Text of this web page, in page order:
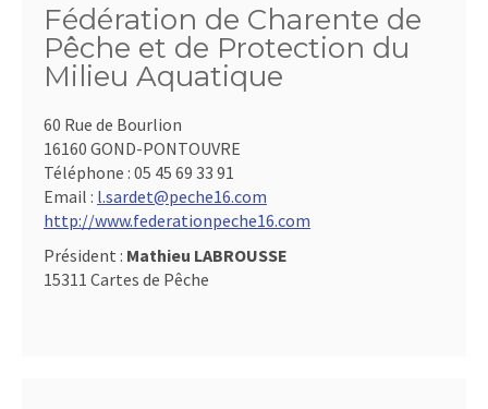
Fédération de Charente de
Pêche et de Protection du
Milieu Aquatique
60 Rue de Bourlion
16160 GOND-PONTOUVRE
Téléphone : 05 45 69 33 91
Email : l.sardet@peche16.com
http://www.federationpeche16.com
Président : Mathieu LABROUSSE
15311 Cartes de Pêche